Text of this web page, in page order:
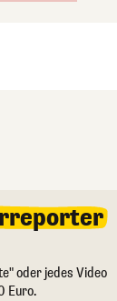
oder jedes Video
Euro.